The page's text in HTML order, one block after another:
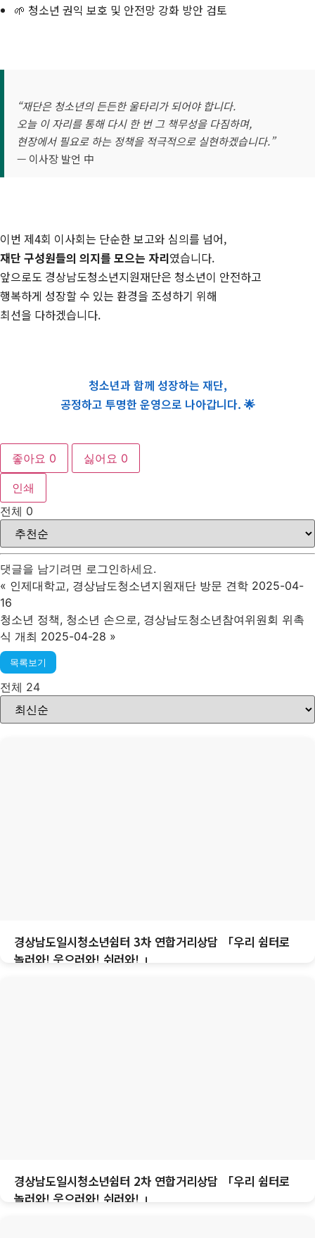
🌱 청소년 권익 보호 및 안전망 강화 방안 검토
“재단은 청소년의 든든한 울타리가 되어야 합니다.
오늘 이 자리를 통해 다시 한 번 그 책무성을 다짐하며,
현장에서 필요로 하는 정책을 적극적으로 실현하겠습니다.”
— 이사장 발언 中
이번 제4회 이사회는 단순한 보고와 심의를 넘어,
재단 구성원들의 의지를 모으는 자리였습니다.
앞으로도 경상남도청소년지원재단은 청소년이 안전하고
행복하게 성장할 수 있는 환경을 조성하기 위해
최선을 다하겠습니다.
청소년과 함께 성장하는 재단,
공정하고 투명한 운영으로 나아갑니다. 🌟
좋아요 0 싫어요 0
인쇄
전체 0
댓글을 남기려면 로그인하세요.
« 인제대학교, 경상남도청소년지원재단 방문 견학 2025-04-
16
청소년 정책, 청소년 손으로, 경상남도청소년참여위원회 위촉
식 개최 2025-04-28 »
목록보기
전체 24
경상남도일시청소년쉼터 3차 연합거리상담 「우리 쉼터로
놀러와! 웃으러와! 쉬러와! 」
경상남도일시청소년쉼터 2차 연합거리상담 「우리 쉼터로
놀러와! 웃으러와! 쉬러와! 」